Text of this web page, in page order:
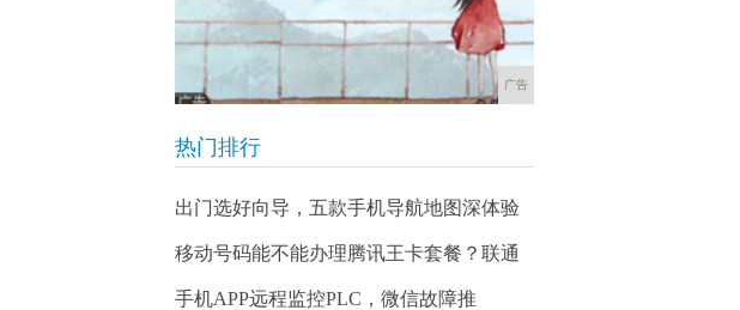
广告
热门排行
出门选好向导，五款手机导航地图深体验
移动号码能不能办理腾讯王卡套餐？联通
手机APP远程监控PLC，微信故障推